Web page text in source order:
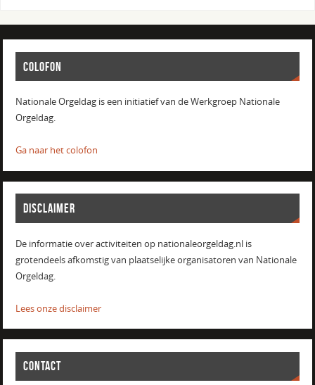
COLOFON
Nationale Orgeldag is een initiatief van de Werkgroep Nationale
Orgeldag.
Ga naar het colofon
DISCLAIMER
De informatie over activiteiten op nationaleorgeldag.nl is
grotendeels afkomstig van plaatselijke organisatoren van Nationale
Orgeldag.
Lees onze disclaimer
CONTACT